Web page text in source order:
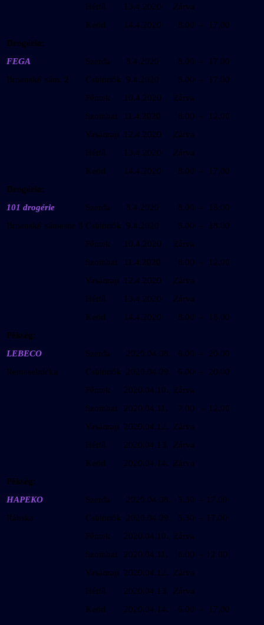
Hétfő
13.4.2020
Zárva
Kedd
14.4.2020
8.00 – 17.00
Drogéria:
FEGA
Szerda 8.4.2020
8.00 – 17.00
Brnenské nám. 2
Csütörtök 9.4.2020
8.00 – 17.00
Péntek
10.4.2020
Zárva
Szombat
11.4.2020
8.00 – 12.00
Vasárnap
12.4.2020
Zárva
Hétfő
13.4.2020
Zárva
Kedd
14.4.2020
8.00 – 17.00
Drogéria:
101 drogérie
Szerda 8.4.2020
8.00 – 18.00
Brnenské námestie 3 Csütörtök 9.4.2020
8.00 – 18.00
Péntek
10.4.2020
Zárva
Szombat
11.4.2020
8.00 – 12.00
Vasárnap
12.4.2020
Zárva
Hétfő
13.4.2020
Zárva
Kedd
14.4.2020
8.00 – 18.00
Pékség:
LEBECO
Szerda 2020.04.08.
6.00 – 20.00
Remeselnícka
Csütörtök 2020.04.09.
6.00 – 20.00
Péntek
2020.04.10.
Zárva
Szombat
2020.04.11.
7.00 – 12.00
Vasárnap
2020.04.12.
Zárva
Hétfő
2020.04.13.
Zárva
Kedd
2020.04.14.
Zárva
Pékség:
HAPEKO
Szerda 2020.04.08.
5.30 – 17.00
Rábska
Csütörtök 2020.04.09.
5.30 – 17.00
Péntek
2020.04.10.
Zárva
Szombat
2020.04.11.
6.00 – 12.00
Vasárnap
2020.04.12.
Zárva
Hétfő
2020.04.13.
Zárva
Kedd
2020.04.14. 6.00 – 17.00